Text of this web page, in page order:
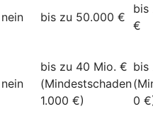
nein bis zu 50.000 €
bis
€
nein
bis zu 40 Mio. €
(Mindestschaden
1.000 €)
bis
0